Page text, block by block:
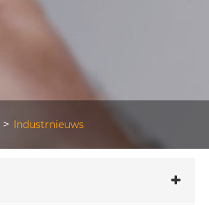
Industrnieuws